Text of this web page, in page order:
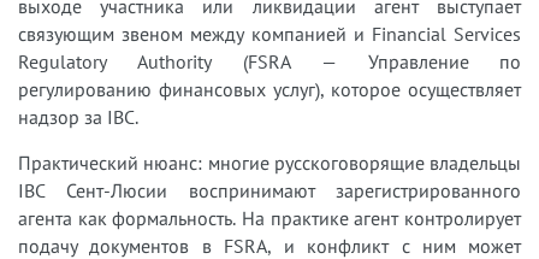
выходе участника или ликвидации агент выступает
связующим звеном между компанией и Financial Services
Regulatory Authority (FSRA — Управление по
регулированию финансовых услуг), которое осуществляет
надзор за IBC.
Практический нюанс: многие русскоговорящие владельцы
IBC Сент-Люсии воспринимают зарегистрированного
агента как формальность. На практике агент контролирует
подачу документов в FSRA, и конфликт с ним может